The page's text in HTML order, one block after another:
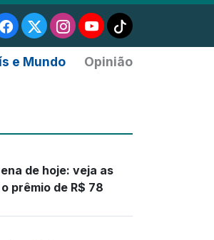
e Mundo Opinião
de hoje: veja as
prêmio de R$ 78